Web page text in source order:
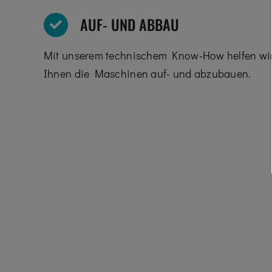
AUF- UND ABBAU
Mit unserem technischem Know-How helfen wir
Ihnen die Maschinen auf- und abzubauen.